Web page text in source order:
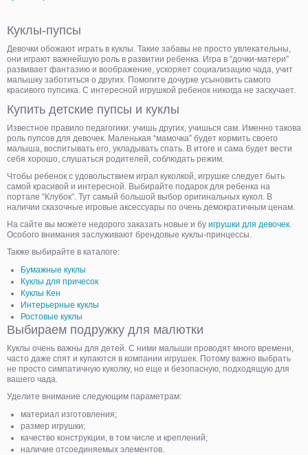
Куклы-пупсы
Девочки обожают играть в куклы. Такие забавы не просто увлекательны,
они играют важнейшую роль в развитии ребенка. Игра в “дочки-матери”
развивает фантазию и воображение, ускоряет социализацию чада, учит
малышку заботиться о других. Помогите дочурке усыновить самого
красивого пупсика. С интересной игрушкой ребенок никогда не заскучает.
Купить детские пупсы и куклы
Известное правило педагогики: учишь других, учишься сам. Именно такова
роль пупсов для девочек. Маленькая “мамочка” будет кормить своего
малыша, воспитывать его, укладывать спать. В итоге и сама будет вести
себя хорошо, слушаться родителей, соблюдать режим.
Чтобы ребенок с удовольствием играл куколкой, игрушке следует быть
самой красивой и интересной. Выбирайте подарок для ребенка на
портале “Клубок”. Тут самый большой выбор оригинальных кукол. В
наличии сказочные игровые аксессуары по очень демократичным ценам.
На сайте вы можете недорого заказать новые и бу игрушки для девочек.
Особого внимания заслуживают брендовые куклы-принцессы.
Также выбирайте в каталоге:
Бумажные куклы
Куклы для причесок
Куклы Кен
Интерьерные куклы
Ростовые куклы
Выбираем подружку для малютки
Куклы очень важны для детей. С ними малыши проводят много времени,
часто даже спят и купаются в компании игрушек. Потому важно выбрать
не просто симпатичную куколку, но еще и безопасную, подходящую для
вашего чада.
Уделите внимание следующим параметрам:
материал изготовления;
размер игрушки;
качество конструкции, в том числе и креплений;
наличие отсоединяемых элементов.